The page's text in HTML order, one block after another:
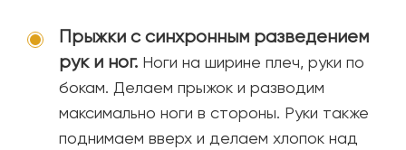
Прыжки с синхронным разведением
рук и ног. Ноги на ширине плеч, руки по
бокам. Делаем прыжок и разводим
максимально ноги в стороны. Руки также
поднимаем вверх и делаем хлопок над